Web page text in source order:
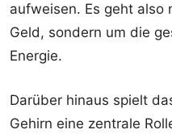
aufweisen. Es geht also
Geld, sondern um die
Energie.
Darüber hinaus spielt
Gehirn eine zentrale